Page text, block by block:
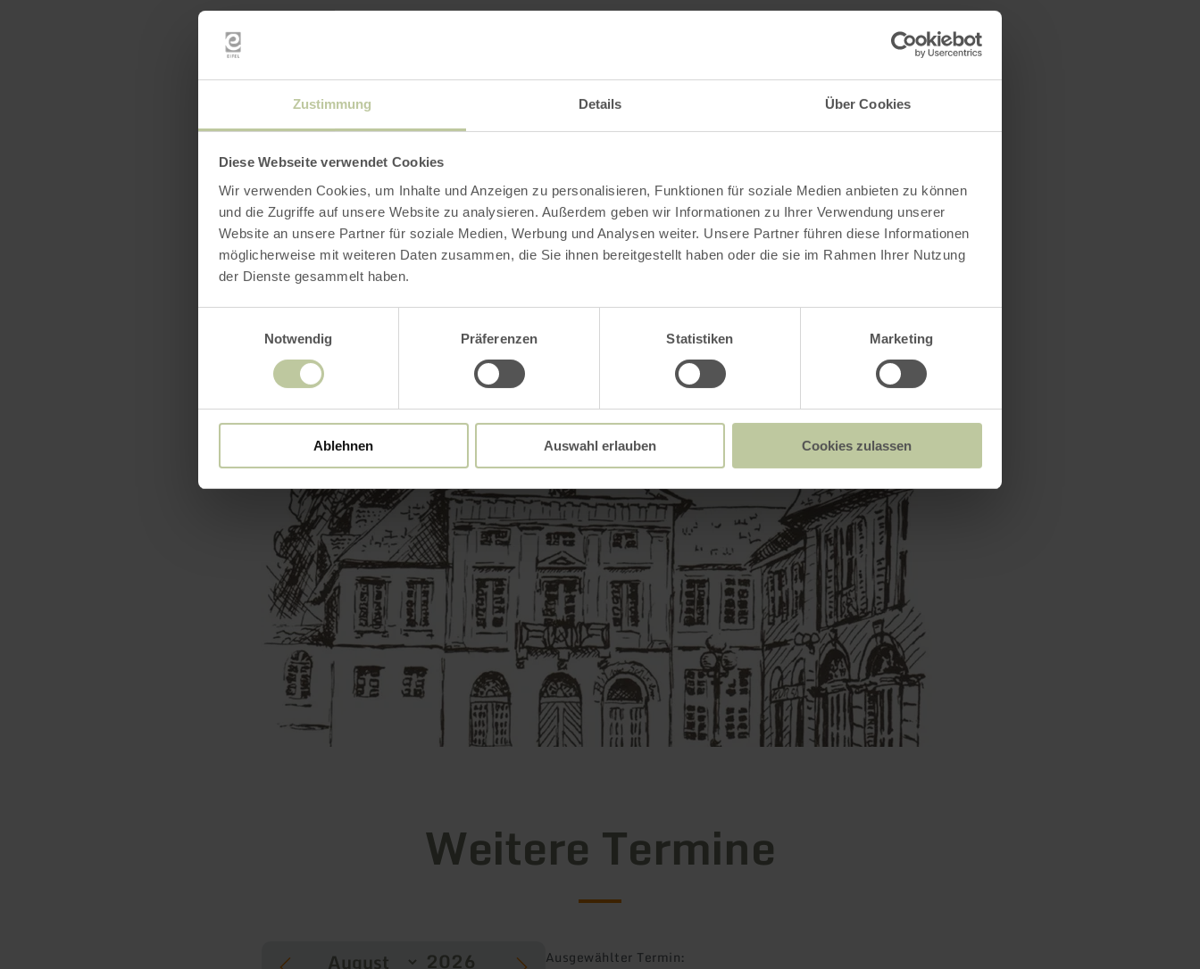
Zustimmung Details Über Cookies
Diese Webseite verwendet Cookies
Wir verwenden Cookies, um Inhalte und Anzeigen zu personalisieren, Funktionen für soziale Medien anbieten zu können
und die Zugriffe auf unsere Website zu analysieren. Außerdem geben wir Informationen zu Ihrer Verwendung unserer
Website an unsere Partner für soziale Medien, Werbung und Analysen weiter. Unsere Partner führen diese Informationen
möglicherweise mit weiteren Daten zusammen, die Sie ihnen bereitgestellt haben oder die sie im Rahmen Ihrer Nutzung
der Dienste gesammelt haben.
Notwendig
Präferenzen Statistiken Marketing
Ablehnen Auswahl erlauben Cookies zulassen
Impressionen
Weitere Termine
Ausgewählter Termin: